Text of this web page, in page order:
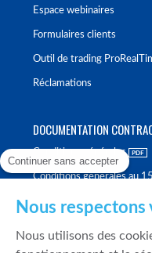
Espace webinaires
Formulaires clients
Outil de trading
Réclamations
DOCUMENTATION
Conditions générales
Conditions générales au
Politique de meilleure
Continuer sans accepter
Nous
Nous utilisons des